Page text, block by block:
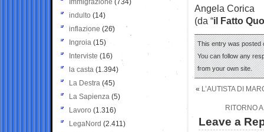
Angela Corica
(da “il Fatto
This entry was posted
You can follow any
from your own site.
« L’AUTISTA DI
RITORNO
Leave a
Immigrazione (734)
indulto (14)
inflazione (26)
Ingroia (15)
Interviste (16)
la casta (1.394)
La Destra (45)
La Sapienza (5)
Lavoro (1.316)
LegaNord (2.411)